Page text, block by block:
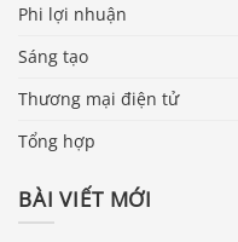
Phi lợi nhuận
Sáng tạo
Thương mại điện tử
Tổng hợp
BÀI VIẾT MỚI